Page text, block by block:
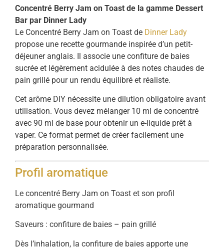
Concentré Berry Jam on Toast de la gamme Dessert
Bar par Dinner Lady
Le Concentré Berry Jam on Toast de Dinner Lady
propose une recette gourmande inspirée d’un petit-
déjeuner anglais. Il associe une confiture de baies
sucrée et légèrement acidulée à des notes chaudes de
pain grillé pour un rendu équilibré et réaliste.
Cet arôme DIY nécessite une dilution obligatoire avant
utilisation. Vous devez mélanger 10 ml de concentré
avec 90 ml de base pour obtenir un e-liquide prêt à
vaper. Ce format permet de créer facilement une
préparation personnalisée.
Profil aromatique
Le concentré Berry Jam on Toast et son profil
aromatique gourmand
Saveurs : confiture de baies – pain grillé
Dès l’inhalation, la confiture de baies apporte une